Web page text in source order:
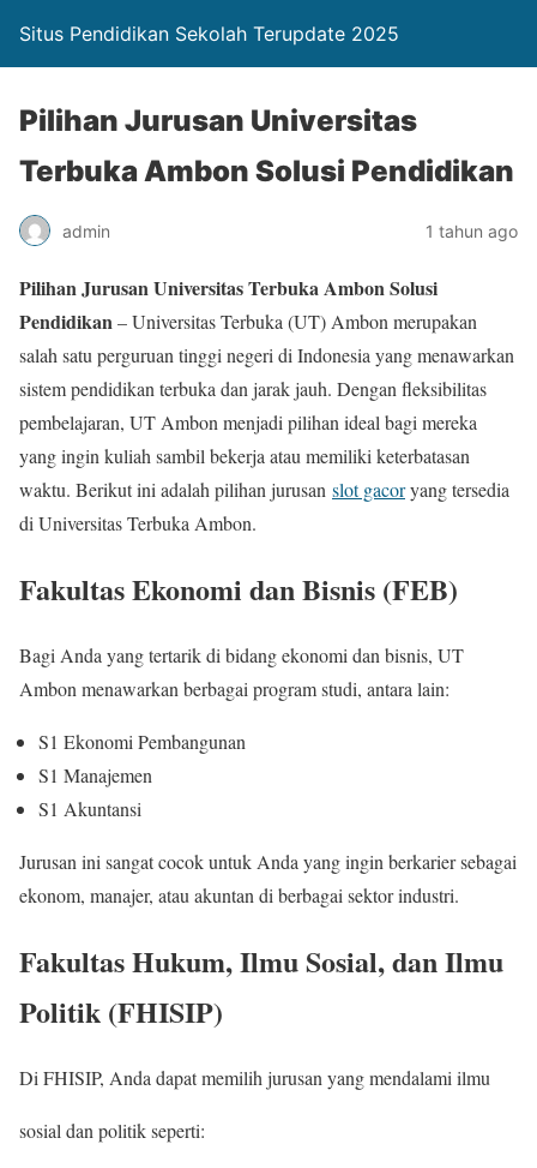
Situs Pendidikan Sekolah Terupdate 2025
Pilihan Jurusan Universitas
Terbuka Ambon Solusi Pendidikan
admin 1 tahun ago
Pilihan Jurusan Universitas Terbuka Ambon Solusi
Pendidikan– Universitas Terbuka (UT) Ambon merupakan
salah satu perguruan tinggi negeri di Indonesia yang menawarkan
sistem pendidikan terbuka dan jarak jauh. Dengan fleksibilitas
pembelajaran, UT Ambon menjadi pilihan ideal bagi mereka
yang ingin kuliah sambil bekerja atau memiliki keterbatasan
waktu. Berikut ini adalah pilihan jurusan slot gacoryang tersedia
di Universitas Terbuka Ambon.
Fakultas Ekonomi dan Bisnis (FEB)
Bagi Anda yang tertarik di bidang ekonomi dan bisnis, UT
Ambon menawarkan berbagai program studi, antara lain:
S1 Ekonomi Pembangunan
S1 Manajemen
S1 Akuntansi
Jurusan ini sangat cocok untuk Anda yang ingin berkarier sebagai
ekonom, manajer, atau akuntan di berbagai sektor industri.
Fakultas Hukum, Ilmu Sosial, dan Ilmu
Politik (FHISIP)
Di FHISIP, Anda dapat memilih jurusan yang mendalami ilmu
sosial dan politik seperti: